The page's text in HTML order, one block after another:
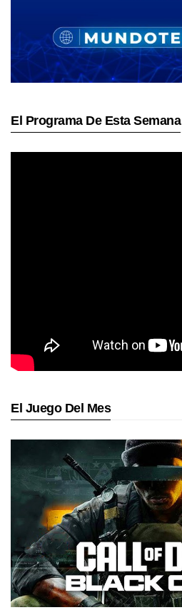
El Programa De Esta Semana
El Juego Del Mes